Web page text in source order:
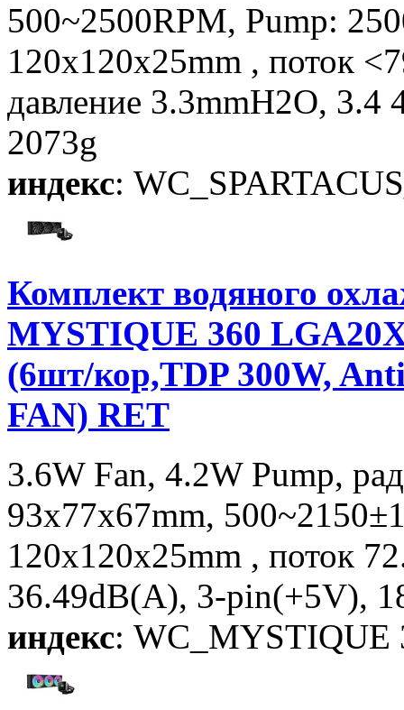
500~2500RPM, Pump:
120x120x25mm , поток
давление 3.3mmH2O,
2073g
индекс:
Комплект водяного
MYSTIQUE 360
(6шт/кор,TDP 300W,
FAN) RET
3.6W Fan, 4.2W Pump,
93х77х67mm,
120x120x25mm , поток
36.49dB(A), 3-pin(+5V),
индекс: WC_MYSTIQUE